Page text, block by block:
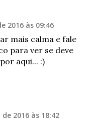
2016 às 09:46
mais calma e fale
para ver se deve
aqui... :)
2016 às 18:42